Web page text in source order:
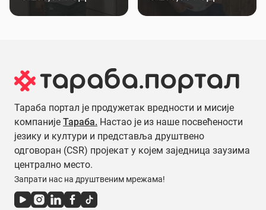
Тараба портал је продужетак вредности и мисије
компаније Тараба. Настао је из наше посвећености
језику и култури и представља друштвено
одговоран (CSR) пројекат у којем заједница заузима
централно место.
Запрати нас на друштвеним мрежама!